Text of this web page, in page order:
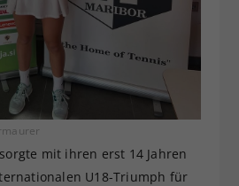
mit ihren erst 14 Jahren
U18-Triumph für